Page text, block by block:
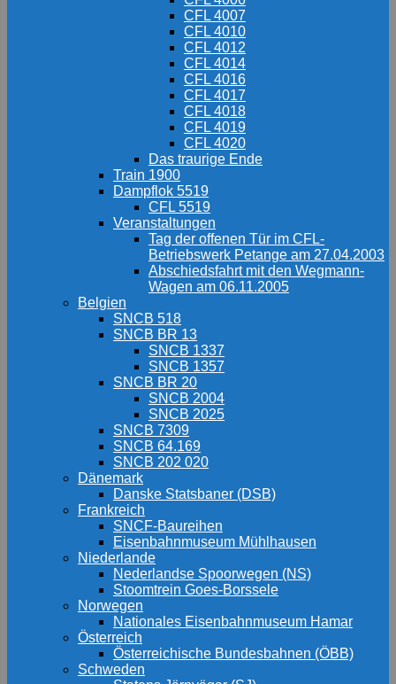
CFL 4007
CFL 4010
CFL 4012
CFL 4014
CFL 4016
CFL 4017
CFL 4018
CFL 4019
CFL 4020
Das traurige Ende
Train 1900
Dampflok 5519
CFL 5519
Veranstaltungen
Tag der offenen Tür im CFL-
Betriebswerk Petange am 27.04.2003
Abschiedsfahrt mit den Wegmann-
Wagen am 06.11.2005
Belgien
SNCB 518
SNCB BR 13
SNCB 1337
SNCB 1357
SNCB BR 20
SNCB 2004
SNCB 2025
SNCB 7309
SNCB 64.169
SNCB 202 020
Dänemark
Danske Statsbaner (DSB)
Frankreich
SNCF-Baureihen
Eisenbahnmuseum Mühlhausen
Niederlande
Nederlandse Spoorwegen (NS)
Stoomtrein Goes-Borssele
Norwegen
Nationales Eisenbahnmuseum Hamar
Österreich
Österreichische Bundesbahnen (ÖBB)
Schweden